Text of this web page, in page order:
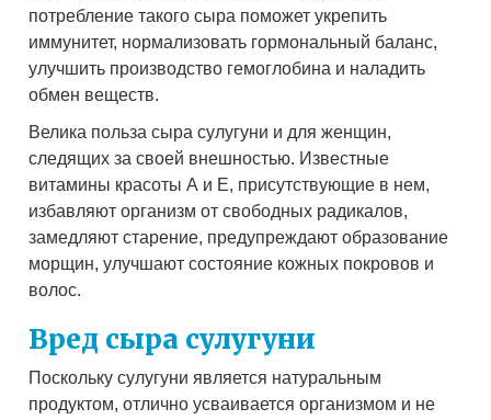
потребление такого сыра поможет укрепить
иммунитет, нормализовать гормональный баланс,
улучшить производство гемоглобина и наладить
обмен веществ.
Велика польза сыра сулугуни и для женщин,
следящих за своей внешностью. Известные
витамины красоты А и Е, присутствующие в нем,
избавляют организм от свободных радикалов,
замедляют старение, предупреждают образование
морщин, улучшают состояние кожных покровов и
волос.
Вред сыра сулугуни
Поскольку сулугуни является натуральным
продуктом, отлично усваивается организмом и не